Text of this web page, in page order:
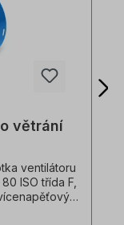
větrání
ventilátoru
ISO třída F,